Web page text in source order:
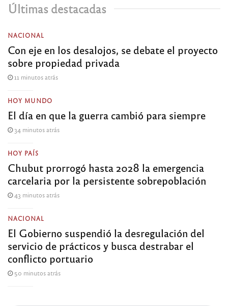
Últimas destacadas
NACIONAL
Con eje en los desalojos, se debate el proyecto
sobre propiedad privada
11 minutos atrás
HOY MUNDO
El día en que la guerra cambió para siempre
34 minutos atrás
HOY PAÍS
Chubut prorrogó hasta 2028 la emergencia
carcelaria por la persistente sobrepoblación
43 minutos atrás
NACIONAL
El Gobierno suspendió la desregulación del
servicio de prácticos y busca destrabar el
conflicto portuario
50 minutos atrás